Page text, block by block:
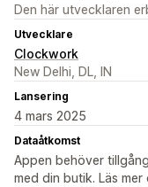
Den här utvecklaren
Utvecklare
Clockwork
New Delhi, DL, IN
Lansering
4 mars 2025
Dataåtkomst
Appen behöver
med din butik. Läs